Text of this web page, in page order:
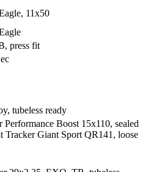
11x50
press fit
tubeless ready
Boost 15x110, sealed
Tracker Giant Sport QR141, loose